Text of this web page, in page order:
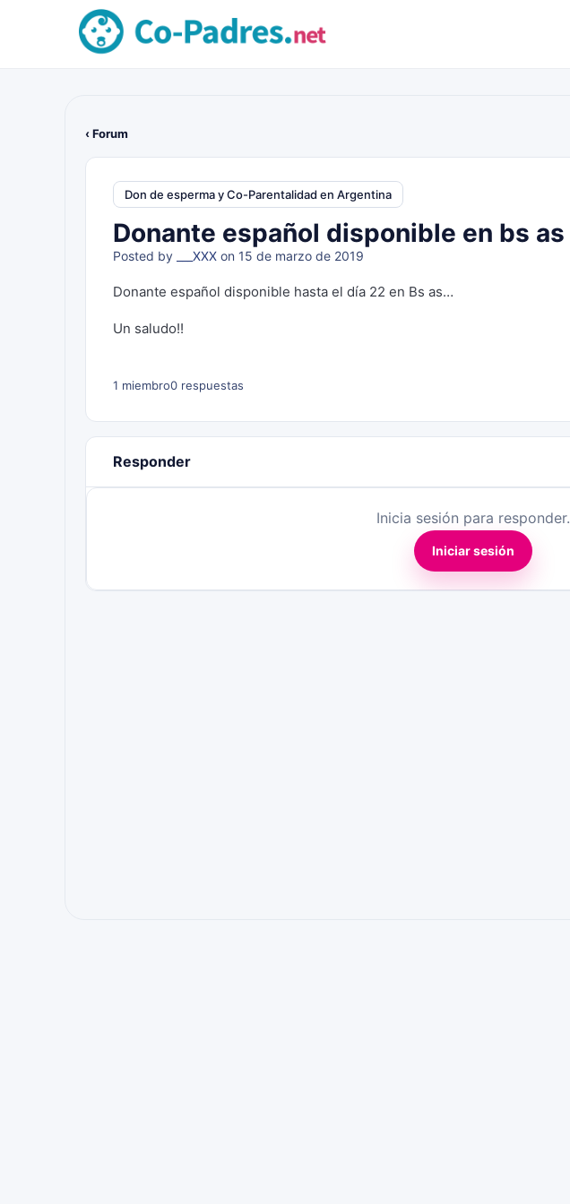
‹ Forum
Don de esperma y Co-Parentalidad en Argentina
Donante español disponible en bs as
Posted by ___XXX on 15 de marzo de 2019
Donante español disponible hasta el día 22 en Bs as…
Un saludo!!
1 miembro0 respuestas
Responder
Inicia sesión para responder.
Iniciar sesión